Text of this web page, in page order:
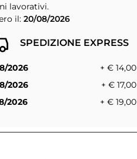
lavorativi.
il: 20/08/2026
SPEDIZIONE EXPRESS
2026
+ € 14,00
2026
+ € 17,00
2026
+ € 19,00